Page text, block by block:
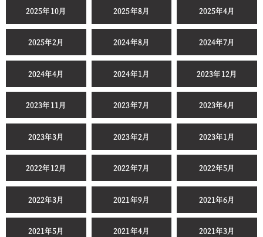
2025年10月 2025年8月 2025年4月
2025年2月 2024年8月 2024年7月
2024年4月 2024年1月 2023年12月
2023年11月 2023年7月 2023年4月
2023年3月 2023年2月 2023年1月
2022年12月 2022年7月 2022年5月
2022年3月 2021年9月 2021年6月
2021年5月 2021年4月 2021年3月